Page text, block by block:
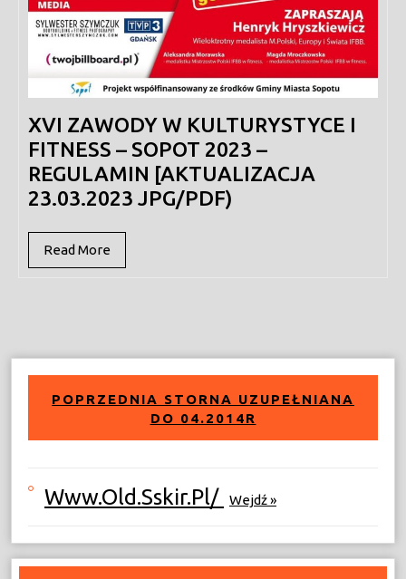
XVI ZAWODY W KULTURYSTYCE I
FITNESS – SOPOT 2023 –
REGULAMIN [AKTUALIZACJA
23.03.2023 JPG/PDF)
Read More
More
POPRZEDNIA STORNA UZUPEŁNIANA
DO 04.2014R
Www.old.sskir.pl/ Wejdź »